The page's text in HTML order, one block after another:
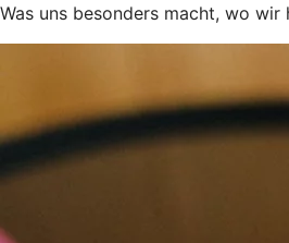
Was uns besonders macht, wo